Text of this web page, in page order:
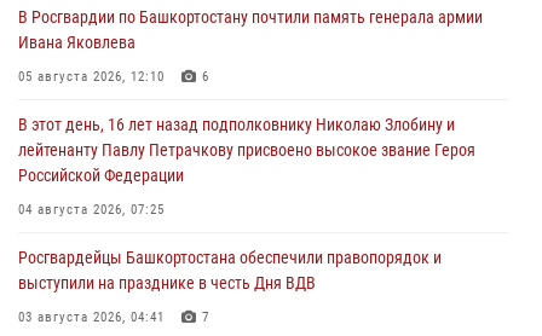
В Росгвардии по Башкортостану почтили память генерала армии
Ивана Яковлева
05 августа 2026, 12:10 6
В этот день, 16 лет назад подполковнику Николаю Злобину и
лейтенанту Павлу Петрачкову присвоено высокое звание Героя
Российской Федерации
04 августа 2026, 07:25
Росгвардейцы Башкортостана обеспечили правопорядок и
выступили на празднике в честь Дня ВДВ
03 августа 2026, 04:41 7